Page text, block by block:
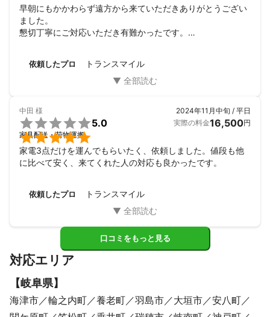
早朝にもかかわらず遠方から来ていただきありがとうござい
ました。
懇切丁寧にご対応いただき有難かったです。
依頼したプロ トランスマイル
中田 様


5.0
家具配送・荷物運搬
2024年11月中旬 / 平日
実際の料金16,500円
家電3点だけを運んでもらいたく、依頼しました。値段も他
に比べて安く、来てくれた人の対応も良かったです。
依頼したプロ トランスマイル
口コミをもっと見る
対応エリア
【岐阜県】
海津市 輪之内町 養老町 羽島市 大垣市
安八町